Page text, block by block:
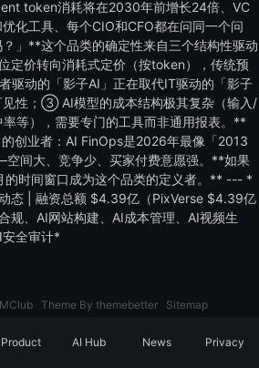
Theme By themebetter
Sitemap
Product AI Hub News Privacy